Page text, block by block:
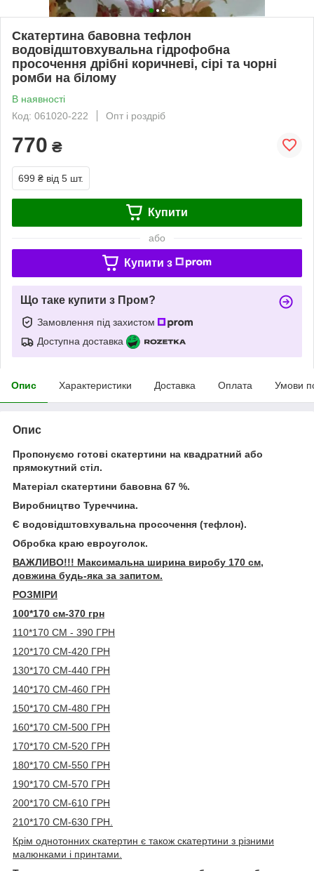
Скатертина бавовна тефлон
водовідштовхувальна гідрофобна
просочення дрібні коричневі, сірі та чорні
ромби на білому
В наявності
Код: 061020-222
Опт і роздріб
770 ₴
699 ₴ від 5 шт.
Купити
або
Купити з
Що таке купити з Пром?
Замовлення під захистом
Доступна доставка
Опис Характеристики Доставка Оплата Умови
Опис
Пропонуємо готові скатертини на квадратний або
прямокутний стіл.
Матеріал скатертини бавовна 67 %.
Виробництво Туреччина.
Є водовідштовхувальна просочення (тефлон).
Обробка краю евроуголок.
ВАЖЛИВО!!! Максимальна ширина виробу 170 см,
довжина будь-яка за запитом.
РОЗМІРИ
100*170 см-370 грн
110*170 СМ - 390 ГРН
120*170 СМ-420 ГРН
130*170 СМ-440 ГРН
140*170 СМ-460 ГРН
150*170 СМ-480 ГРН
160*170 СМ-500 ГРН
170*170 СМ-520 ГРН
180*170 СМ-550 ГРН
190*170 СМ-570 ГРН
200*170 СМ-610 ГРН
210*170 СМ-630 ГРН.
Крім однотонних скатертин є також скатертини з різними
малюнками і принтами.